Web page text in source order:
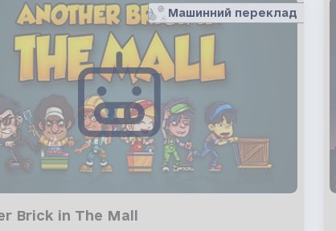
Машинний переклад
Brick in The Mall